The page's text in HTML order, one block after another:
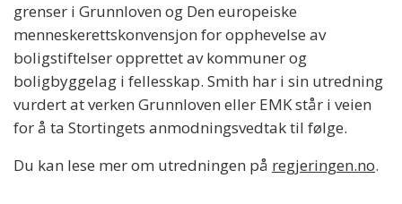
grenser i Grunnloven og Den europeiske
menneskerettskonvensjon for opphevelse av
boligstiftelser opprettet av kommuner og
boligbyggelag i fellesskap. Smith har i sin utredning
vurdert at verken Grunnloven eller EMK står i veien
for å ta Stortingets anmodningsvedtak til følge.
Du kan lese mer om utredningen på regjeringen.no.